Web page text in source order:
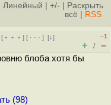
Линейный +/-
Раскрыть
всё
RSS
[ ﹢﹢﹢] [ · · ·][↓]
–1
+ / –
блоба хотя бы
(98)